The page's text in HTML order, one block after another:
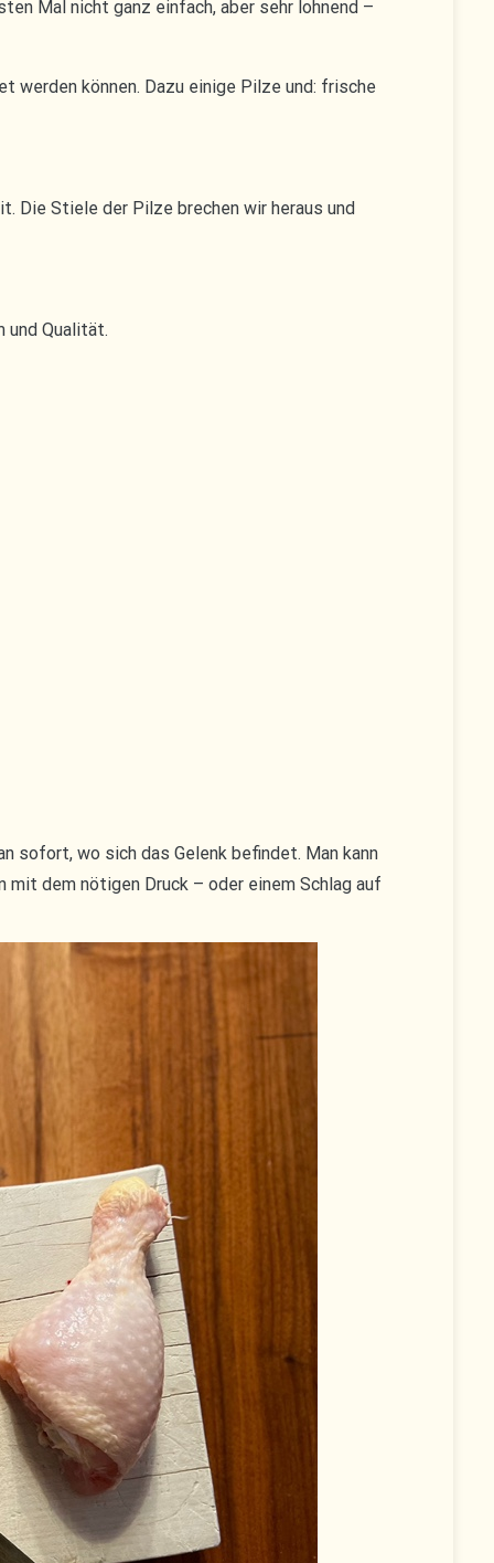
Mal nicht ganz einfach, aber sehr lohnend –
werden können. Dazu einige Pilze und: frische
Die Stiele der Pilze brechen wir heraus und
und Qualität.
sofort, wo sich das Gelenk befindet. Man kann
mit dem nötigen Druck – oder einem Schlag auf